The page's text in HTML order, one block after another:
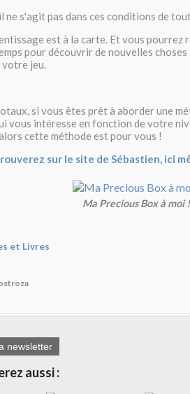
ne s'agit pas dans ces conditions de
est à la carte. Et vous pourrez
pour découvrir de nouvelles
jeu.
si vous êtes prêt à aborder une
vous intéresse en fonction de votre
cette méthode est pour vous !
sur le site de Sébastien, ici
Ma Precious Box à moi
et Livres
newsletter
aussi :